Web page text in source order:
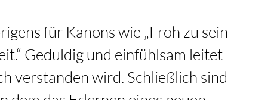
für Kanons wie „Froh zu sein
Geduldig und einfühlsam leitet
verstanden wird. Schließlich sind